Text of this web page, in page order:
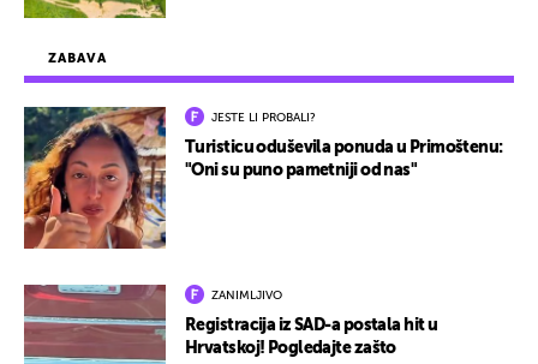
ZABAVA
JESTE LI PROBALI?
Turisticu oduševila ponuda u Primoštenu:
"Oni su puno pametniji od nas"
ZANIMLJIVO
Registracija iz SAD-a postala hit u
Hrvatskoj! Pogledajte zašto